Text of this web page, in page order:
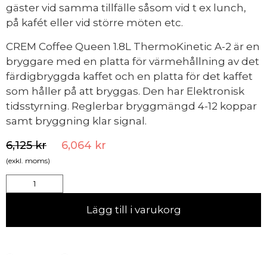
gäster vid samma tillfälle såsom vid t ex lunch,
på kafét eller vid större möten etc.
CREM Coffee Queen 1.8L ThermoKinetic A-2 är en
bryggare med en platta för värmehållning av det
färdigbryggda kaffet och en platta för det kaffet
som håller på att bryggas. Den har Elektronisk
tidsstyrning. Reglerbar bryggmängd 4-12 koppar
samt bryggning klar signal.
6,125kr 6,064 kr
(exkl. moms)
Lägg till i varukorg